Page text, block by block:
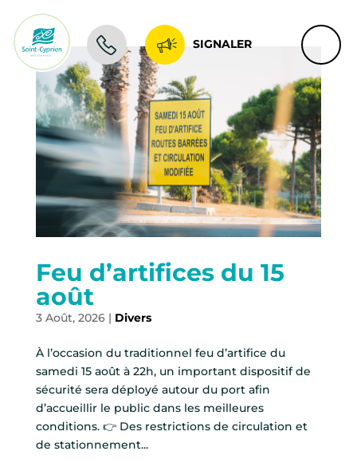
SIGNALER
Feu d’artifices du 15
août
3 Août, 2026| Divers
À l’occasion du traditionnel feu d’artifice du
samedi 15 août à 22h, un important dispositif de
sécurité sera déployé autour du port afin
d’accueillir le public dans les meilleures
conditions. 👉 Des restrictions de circulation et
de stationnement...